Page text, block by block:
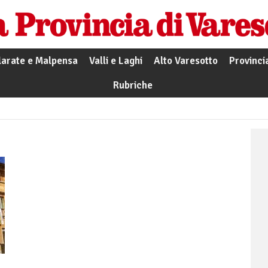
e Malpensa Valli e Laghi Alto Varesotto
Rubriche